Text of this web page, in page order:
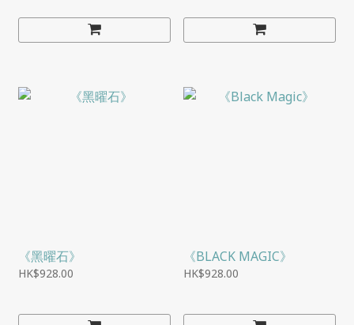
《黑曜石》
HK$928.00
《BLACK MAGIC》
HK$928.00